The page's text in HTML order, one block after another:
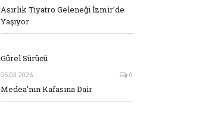
Asırlık Tiyatro Geleneği İzmir’de
Yaşıyor
Gürel Sürücü
05.03.2026 0
Medea’nın Kafasına Dair